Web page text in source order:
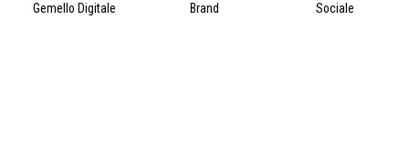
Gemello Digitale Brand Sociale